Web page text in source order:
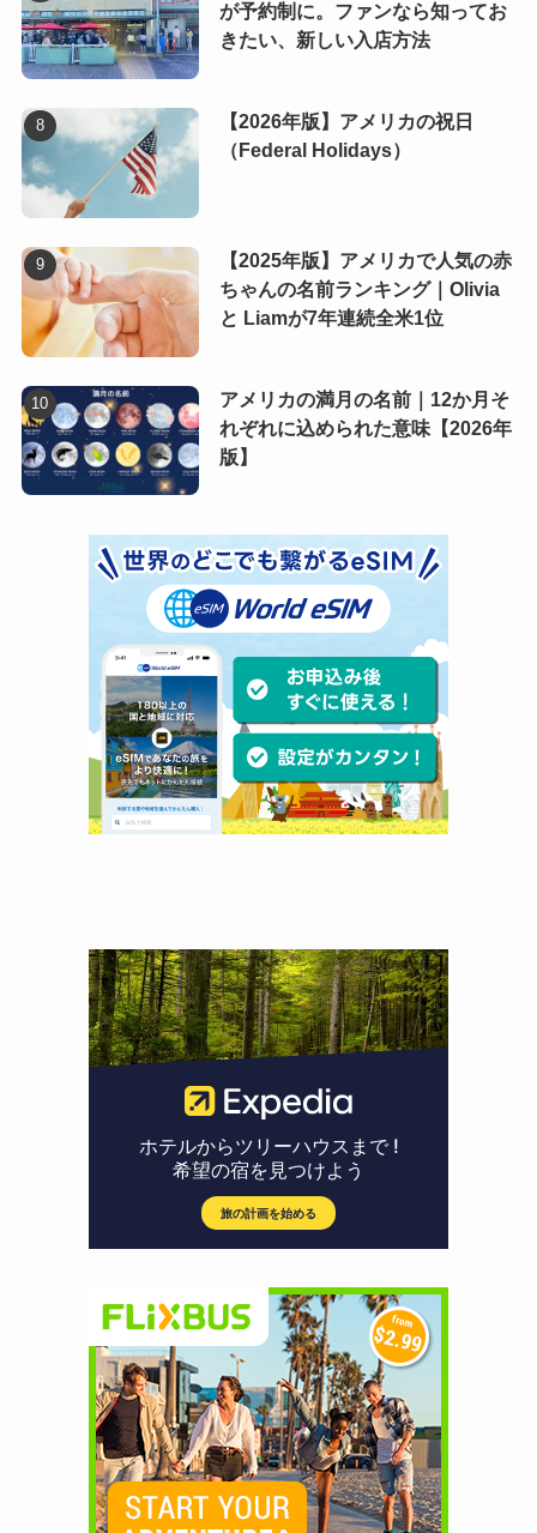
が予約制に。ファンなら知ってお
きたい、新しい入店方法
【2026年版】アメリカの祝日
（Federal Holidays）
【2025年版】アメリカで人気の赤
ちゃんの名前ランキング｜Olivia
と Liamが7年連続全米1位
アメリカの満月の名前｜12か月そ
れぞれに込められた意味【2026年
版】